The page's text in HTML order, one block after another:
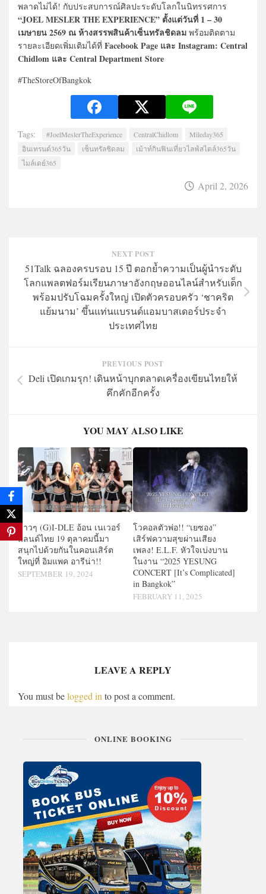
พลาดไม่ได้! กับประสบการณ์ศิลปะระดับโลกในนิทรรศการ
“JOEL MESLER THE EXPERIENCE” ตั้งแต่วันที่ 1 – 30
เมษายน 2569 ณ ห้างสรรพสินค้าเซ็นทรัลชิดลม พร้อมติดตาม
รายละเอียดเพิ่มเติมได้ที่ Facebook Page และ Instagram: Central
Chidlom และ Central Department Store
#TheStoreOfBangkok
Tags: #JoelMeslerTheExperience CentralChidlom
Mileday365
อินเทรนด์365วัน
เซ็นทรัลชิดลม
เม้าท์กินฟินเที่ยวไลฟ์สไตล์365วัน
ไมล์เดย์365
April 2, 2026
NEXT POST
51Talk ฉลองครบรอบ 15 ปี ตอกย้ำความเป็นผู้นำระดับ
โลกแพลตฟอร์มเรียนภาษาอังกฤษออนไลน์สำหรับเด็ก
พร้อมปรับโฉมครั้งใหญ่ เปิดตัวครอบครัว ‘ชาคริต
แย้มนาม’ ขึ้นแท่นแบรนด์แอมบาสเดอร์ประจำ
ประเทศไทย
PREVIOUS POST
Deli เปิดเกมรุก! เดินหน้าบุกตลาดเครื่องเขียนไทยให้
คึกคักอีกครั้ง
YOU MAY ALSO LIKE
สาวๆ (G)I-DLE อ้อน เนเวอร์
แลนด์ไทย 19 ตุลาคมนี้มา
สนุกไปด้วยกันในคอนเสิร์ต
ใหญ่ที่ อิมแพค อารีน่า!!
SEPTEMBER 19, 2024
โวคอลตัวพ่อ!! “เยซอง”
เสิร์ฟความสุขผ่านเสียง
เพลง! E.L.F. หัวใจเบ่งบาน
ในงาน “2025 YESUNG
CONCERT [It’s Complicated]
in Bangkok”
FEBRUARY 11, 2025
LEAVE A REPLY
You must belogged in to post a comment.
ONLINE BOOKING